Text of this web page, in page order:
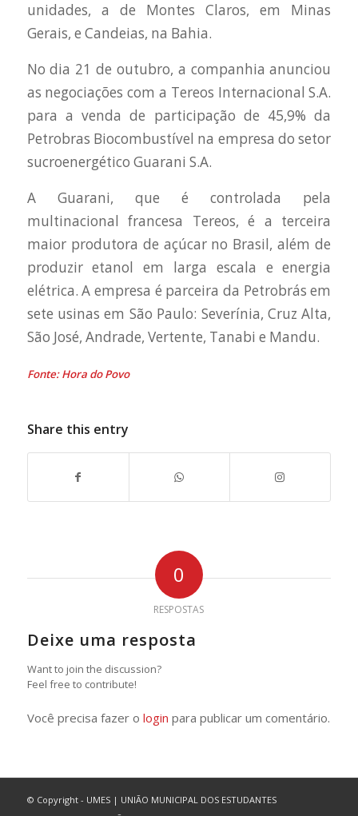
unidades, a de Montes Claros, em Minas
Gerais, e Candeias, na Bahia.
No dia 21 de outubro, a companhia anunciou
as negociações com a Tereos Internacional S.A.
para a venda de participação de 45,9% da
Petrobras Biocombustível na empresa do setor
sucroenergético Guarani S.A.
A Guarani, que é controlada pela
multinacional francesa Tereos, é a terceira
maior produtora de açúcar no Brasil, além de
produzir etanol em larga escala e energia
elétrica. A empresa é parceira da Petrobrás em
sete usinas em São Paulo: Severínia, Cruz Alta,
São José, Andrade, Vertente, Tanabi e Mandu.
Fonte: Hora do Povo
Share this entry
0
RESPOSTAS
Deixe uma resposta
Want to join the discussion?
Feel free to contribute!
Você precisa fazer o login para publicar um comentário.
© Copyright - UMES | UNIÃO MUNICIPAL DOS ESTUDANTES